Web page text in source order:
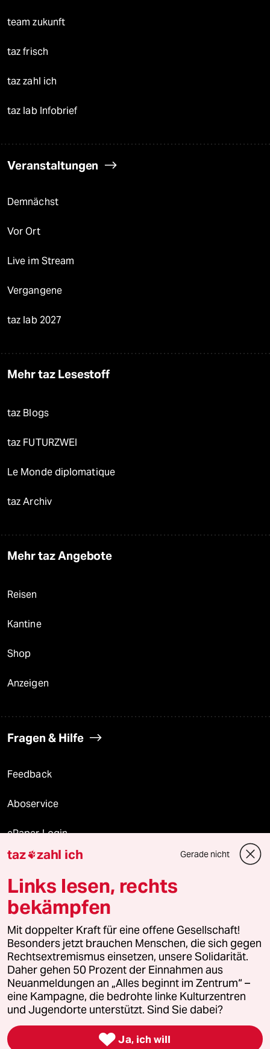
team zukunft
taz frisch
taz zahl ich
taz lab Infobrief
Veranstaltungen
Demnächst
Vor Ort
Live im Stream
Vergangene
taz lab 2027
Mehr taz Lesestoff
taz Blogs
taz FUTURZWEI
Le Monde diplomatique
taz Archiv
Mehr taz Angebote
Reisen
Kantine
Shop
Anzeigen
Fragen & Hilfe
Feedback
Aboservice
ePaper Login
Downloads für Abonnierende
© 2026 taz Verlags und Vertriebs GmbH
Alle Rechte vorbehalten. Bei rechtlichen Fragen oder für Genehmigungen
wenden Sie sich bitte an
lizenzen@taz.de
Feedback Redaktionsstatut Kommune-Richtlinien
Leitlinie Informant Datenschutz Impressum AGB
Seitenwende Einwilligungen widerrufen (Ads)
taz zahl ich Gerade nicht
Links lesen, rechts
bekämpfen
Mit doppelter Kraft für eine offene Gesellschaft!
Besonders jetzt brauchen Menschen, die sich gegen
Rechtsextremismus einsetzen, unsere Solidarität.
Daher gehen 50 Prozent der Einnahmen aus
Neuanmeldungen an „Alles beginnt im Zentrum“ –
eine Kampagne, die bedrohte linke Kulturzentren
und Jugendorte unterstützt. Sind Sie dabei?
 Ja, ich will